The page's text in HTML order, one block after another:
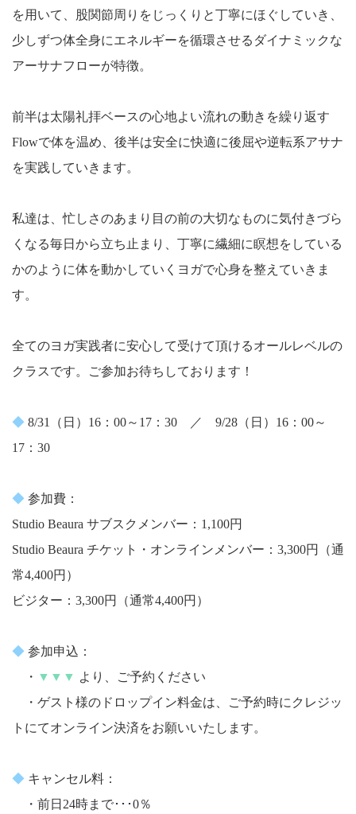
を用いて、股関節周りをじっくりと丁寧にほぐしていき、
少しずつ体全身にエネルギーを循環させるダイナミックな
アーサナフローが特徴。
前半は太陽礼拝ベースの心地よい流れの動きを繰り返す
Flowで体を温め、後半は安全に快適に後屈や逆転系アサナ
を実践していきます。
私達は、忙しさのあまり目の前の大切なものに気付きづら
くなる毎日から立ち止まり、丁寧に繊細に瞑想をしている
かのように体を動かしていくヨガで心身を整えていきま
す。
全てのヨガ実践者に安心して受けて頂けるオールレベルの
クラスです。ご参加お待ちしております！
◆ 8/31（日）16：00～17：30 ／ 9/28（日）16：00～
17：30
◆ 参加費：
Studio Beaura サブスクメンバー：1,100円
Studio Beaura チケット・オンラインメンバー：3,300円（通
常4,400円）
ビジター：3,300円（通常4,400円）
◆ 参加申込：
・ ▼▼▼ より、ご予約ください
・ゲスト様のドロップイン料金は、ご予約時にクレジッ
トにてオンライン決済をお願いいたします。
◆ キャンセル料：
・前日24時まで･･･0％